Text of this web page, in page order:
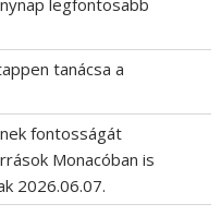
legfontosabb
tanácsa a
fontosságát
Monacóban is
2026.06.07.